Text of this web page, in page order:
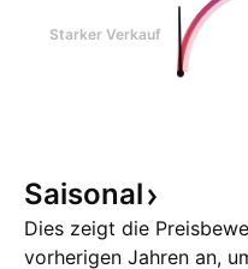
Starker Verkauf
Saisonal
Dies zeigt die
vorherigen Jahren an,